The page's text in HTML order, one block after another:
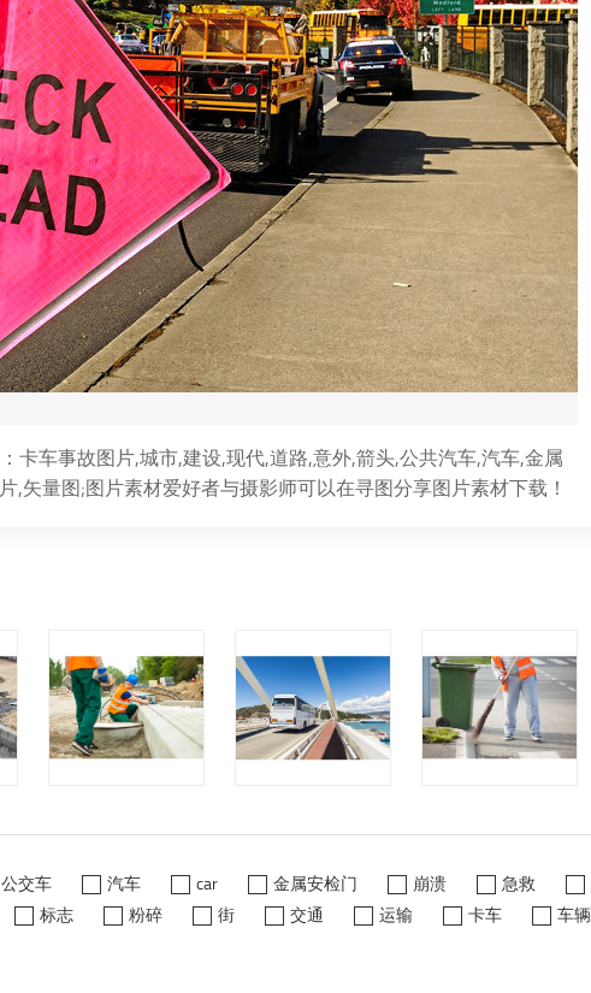
卡车事故图片,城市,建设,现代,道路,意外,箭头,公共汽车,汽车,金属
,矢量图;图片素材爱好者与摄影师可以在寻图分享图片素材下载！
公交车 汽车 car 金属安检门 崩溃 急救
标志 粉碎 街 交通 运输 卡车 车辆